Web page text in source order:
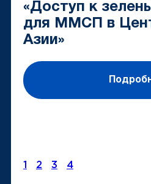
«Доступ к
для ММСП в
Азии»
1 2 3 4